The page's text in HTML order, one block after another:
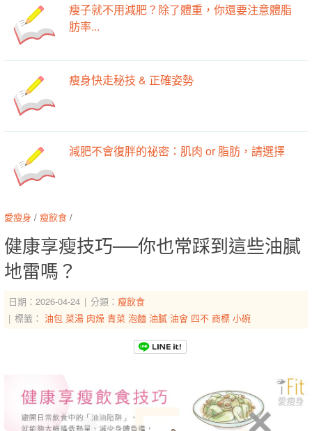
瘦子就不用減肥？除了體重，你還要注意體脂
肪率...
瘦身快走秘技 & 正確姿勢
減肥不會復胖的祕密：肌肉 or 脂肪，請選擇
愛瘦身 / 瘦飲食 /
健康享瘦技巧──你也常踩到這些油膩
地雷嗎？
日期：2026-04-24 分類： 瘦飲食
標籤： 油包 菜湯 肉燥 青菜 泡麵 油膩 油會 四不 商標 小碗